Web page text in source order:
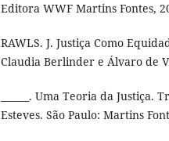
Editora WWF Martins Fontes,
RAWLS. J. Justiça Como
Claudia Berlinder e Álvaro de
______. Uma Teoria da
Esteves. São Paulo: Martins